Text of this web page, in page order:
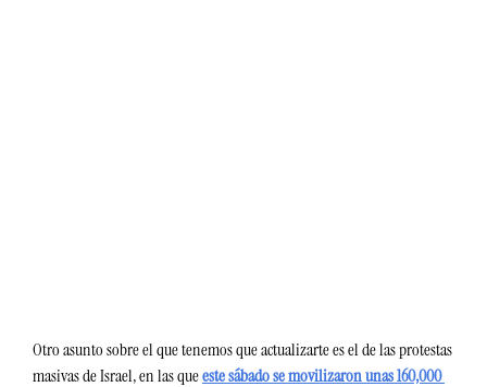
Otro asunto sobre el que tenemos que actualizarte es el de las protestas
masivas de Israel, en las que este sábado se movilizaron unas 160,000